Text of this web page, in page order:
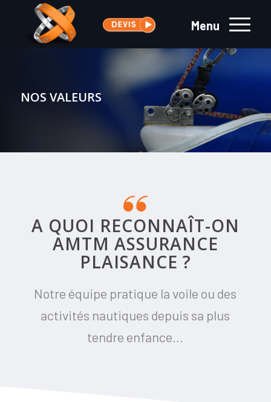
Menu
NOS VALEURS
A QUOI RECONNAÎT-ON
AMTM ASSURANCE
PLAISANCE ?
Notre équipe pratique la voile ou des
activités nautiques depuis sa plus
tendre enfance…